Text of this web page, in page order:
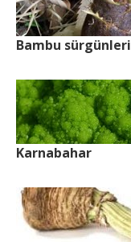
Bambu sürgünleri
Karnabahar